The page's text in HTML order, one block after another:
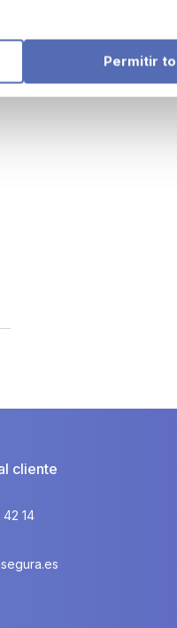
Permitir
cliente
14